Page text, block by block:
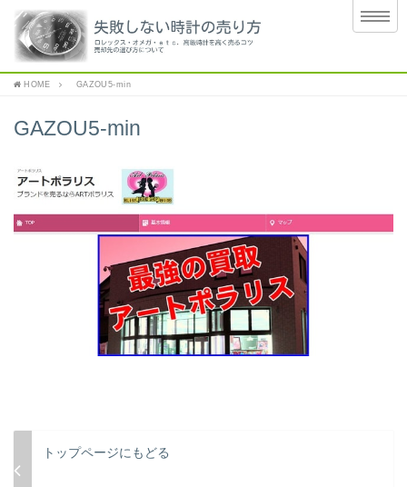
HOME GAZOU5-min
GAZOU5-min
トップページにもどる